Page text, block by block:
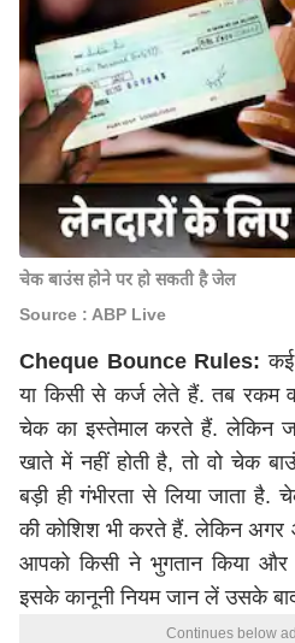
चेक बाउंस होने पर हो सकती है जेल
Source : ABP Live
Cheque Bounce Rules: कई
या किसी से कर्ज लेते हैं. तब रकम
चेक का इस्तेमाल करते हैं. लेकिन
खाते में नहीं होती है, तो वो चेक
बड़ी ही गंभीरता से लिया जाता
की कोशिश भी करते हैं. लेकिन अगर
आपको किसी ने भुगतान किया और
इसके कानूनी नियम जान लें उसके
Continues below